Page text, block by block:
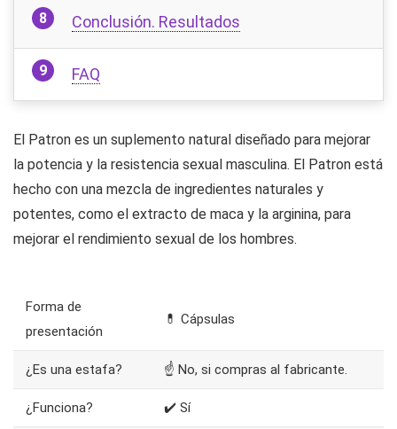
Conclusión. Resultados
FAQ
El Patron es un suplemento natural diseñado para mejorar
la potencia y la resistencia sexual masculina. El Patron está
hecho con una mezcla de ingredientes naturales y
potentes, como el extracto de maca y la arginina, para
mejorar el rendimiento sexual de los hombres.
Forma de
presentación
💊 Cápsulas
¿Es una estafa? ☝ No, si compras al fabricante.
¿Funciona? ✔️ Sí